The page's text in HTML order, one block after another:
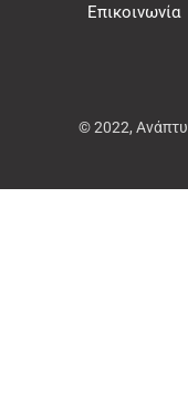
Επικοινωνία
© 2022,